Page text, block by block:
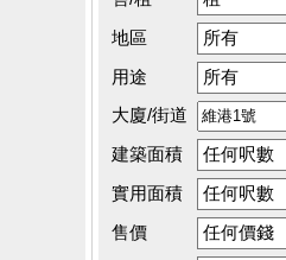
地區
用途
大廈/街道
建築面積
實用面積
售價